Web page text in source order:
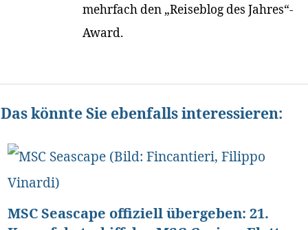
mehrfach den „Reiseblog des Jahres“-
Award.
Das könnte Sie ebenfalls interessieren:
MSC Seascape offiziell übergeben: 21.